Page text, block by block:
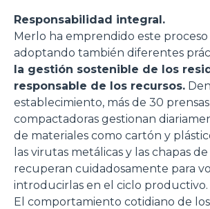
Responsabilidad integral.
Merlo ha emprendido este
adoptando también diferentes
la gestión sostenible de los
responsable de los recursos.
establecimiento, más de 30 prensas
compactadoras gestionan
de materiales como cartón y
las virutas metálicas y las chapas
recuperan cuidadosamente para
introducirlas en el ciclo productivo.
El comportamiento cotidiano de